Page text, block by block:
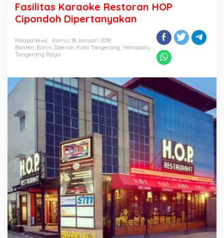
Fasilitas Karaoke Restoran HOP
Cipondoh Dipertanyakan
PalapaNews
Kamis, 18 Januari 2018
Banten, Bisnis, Daerah, Kota Tangerang, Metropolis,
Tangerang Raya